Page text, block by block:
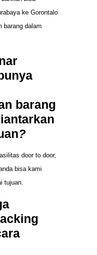
ke Gorontalo
barang dalam
barang
?
door to door,
bisa kami
tujuan.